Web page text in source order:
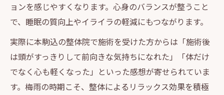
ョンを感じやすくなります。心身のバランスが整うこと
で、睡眠の質向上やイライラの軽減にもつながります。
実際に本駒込の整体院で施術を受けた方からは「施術後
は頭がすっきりして前向きな気持ちになれた」「体だけ
でなく心も軽くなった」といった感想が寄せられていま
す。梅雨の時期こそ、整体によるリラックス効果を積極